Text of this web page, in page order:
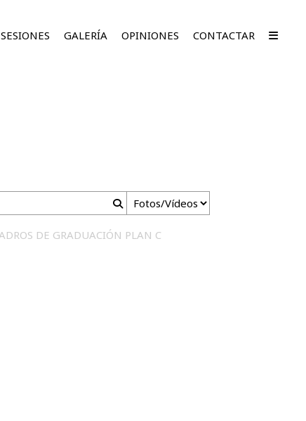
SESIONES GALERÍA OPINIONES CONTACTAR
CUADROS DE GRADUACIÓN PLAN C